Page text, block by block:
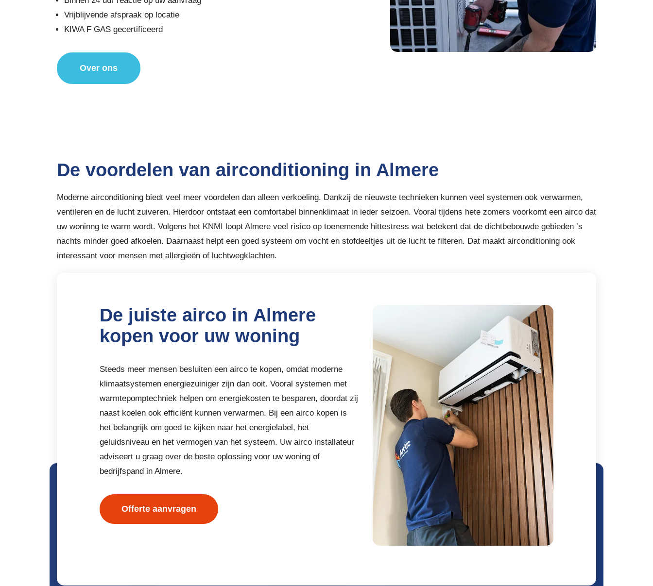
Vrijblijvende afspraak op locatie
KIWA F GAS gecertificeerd
Over ons
De voordelen van airconditioning in Almere
Moderne airconditioning biedt veel meer voordelen dan alleen verkoeling. Dankzij de nieuwste technieken kunnen veel systemen ook verwarmen,
ventileren en de lucht zuiveren. Hierdoor ontstaat een comfortabel binnenklimaat in ieder seizoen. Vooral tijdens hete zomers voorkomt een airco dat
uw woninng te warm wordt. Volgens het KNMI loopt Almere veel risico op toenemende hittestress wat betekent dat de dichtbebouwde gebieden ’s
nachts minder goed afkoelen. Daarnaast helpt een goed systeem om vocht en stofdeeltjes uit de lucht te filteren. Dat maakt airconditioning ook
interessant voor mensen met allergieën of luchtwegklachten.
De juiste airco in Almere
kopen voor uw woning
Steeds meer mensen besluiten een airco te kopen, omdat moderne
klimaatsystemen energiezuiniger zijn dan ooit. Vooral systemen met
warmtepomptechniek helpen om energiekosten te besparen, doordat zij
naast koelen ook efficiënt kunnen verwarmen. Bij een airco kopen is
het belangrijk om goed te kijken naar het energielabel, het
geluidsniveau en het vermogen van het systeem. Uw airco installateur
adviseert u graag over de beste oplossing voor uw woning of
bedrijfspand in Almere.
Offerte aanvragen